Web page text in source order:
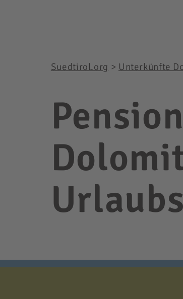
Suedtirol.org > Unterkünfte